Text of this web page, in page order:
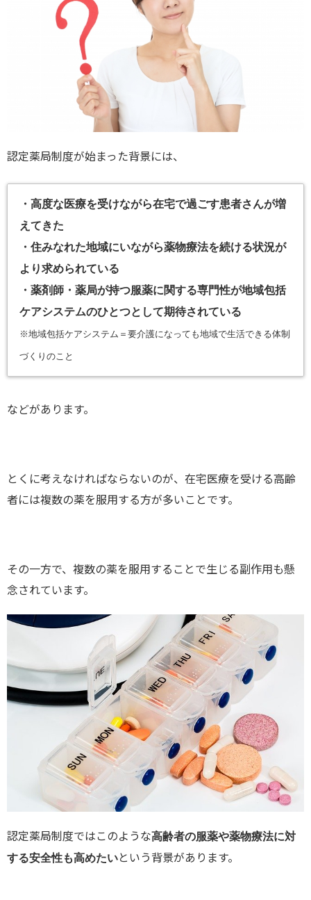
認定薬局制度が始まった背景には、
・高度な医療を受けながら在宅で過ごす患者さんが増
えてきた
・住みなれた地域にいながら薬物療法を続ける状況が
より求められている
・薬剤師・薬局が持つ服薬に関する専門性が地域包括
ケアシステムのひとつとして期待されている
※地域包括ケアシステム＝要介護になっても地域で生活できる体制
づくりのこと
などがあります。
とくに考えなければならないのが、在宅医療を受ける高齢
者には複数の薬を服用する方が多いことです。
その一方で、複数の薬を服用することで生じる副作用も懸
念されています。
認定薬局制度ではこのような高齢者の服薬や薬物療法に対
する安全性も高めたいという背景があります。